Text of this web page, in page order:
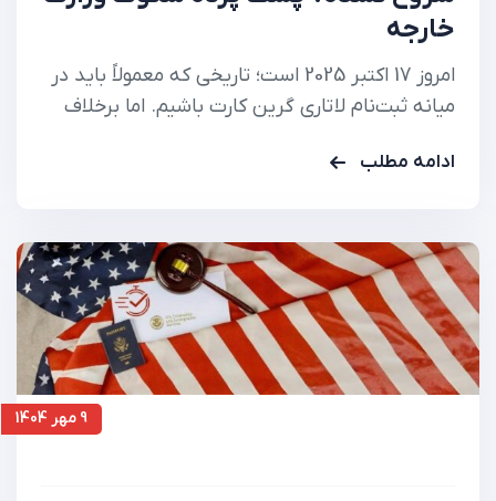
خارجه
امروز 17 اکتبر 2025 است؛ تاریخی که معمولاً باید در
میانه ثبت‌نام لاتاری گرین کارت باشیم. اما برخلاف
خارجه آمریکا منتشر نشده و سایت رسمی لاتاری
میان متقاضیان ایجاد…
ادامه مطلب
9 مهر 1404